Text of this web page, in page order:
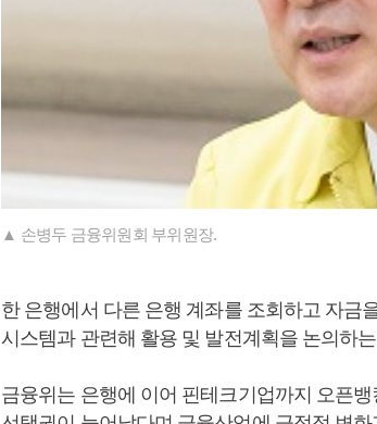
▲ 손병두 금융위원회 부위원장.
한 은행에서 다른 은행 계좌를 조회하고 자금
시스템과 관련해 활용 및 발전계획을 논의하
금융위는 은행에 이어 핀테크기업까지 오픈